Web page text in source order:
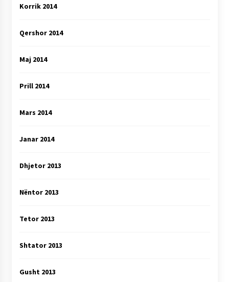
Korrik 2014
Qershor 2014
Maj 2014
Prill 2014
Mars 2014
Janar 2014
Dhjetor 2013
Nëntor 2013
Tetor 2013
Shtator 2013
Gusht 2013